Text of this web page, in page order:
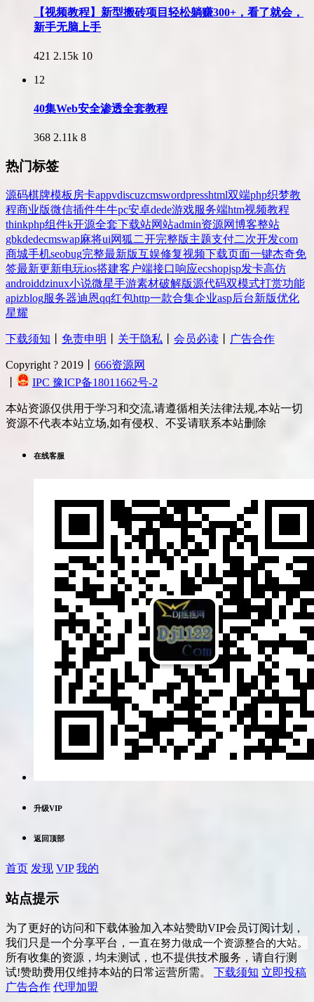
【视频教程】新型搬砖项目轻松躺赚300+，看了就会，
新手无脑上手
421 2.15k 10
12
40集Web安全渗透全套教程
368 2.11k 8
热门标签
源码棋牌模板 房卡appvdiscuzcmswordpresshtml双端php织梦教
程商业版微信插件牛牛pc安卓dede游戏服务端htm视频教程
thinkphp组件k开源全套下载站网站admin资源网博客整站
gbkdedecmswap麻将ui网狐 二开完整版主题支付二次开发com
商城手机seobug完整最新版互娱修复视频下载页面一键杰奇免
签最新更新电玩ios搭建客户端接口响应ecshopjsp发卡高仿
androiddzinux小说微星手游素材破解版源代码双模式打赏功能
apizblog服务器迪恩qq红包http一款合集企业asp后台新版优化
星耀
下载须知 免责申明 关于隐私 会员必读 广告合作
Copyright ? 2019丨 666资源网
IPC 豫ICP备18011662号-2
本站资源仅供用于学习和交流,请遵循相关法律法规,本站一切
资源不代表本站立场,如有侵权、不妥请联系本站删除
在线客服
升级VIP
返回顶部
首页 发现 VIP 我的
站点提示
为了更好的访问和下载体验加入本站赞助VIP会员订阅计划，
我们只是一个分享平台， 一直在努力做成一个资源整合的大站。
所有收集的资源，均未测试，也不提供技术服务，请自行测
试!赞助费用仅维持本站的日常运营所需。 下载须知 立即投稿
广告合作 代理加盟